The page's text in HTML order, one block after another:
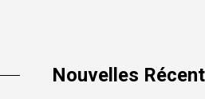
Nouvelles